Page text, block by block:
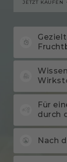
JETZT KAUFEN
Für
durch
Nach